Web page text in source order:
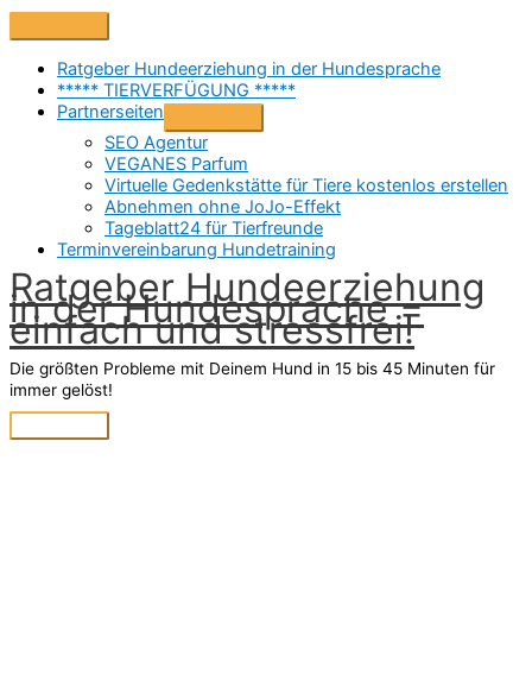
Zum
Inhalt
springen
Above
Header
Ratgeber Hundeerziehung in der Hundesprache
***** TIERVERFÜGUNG *****
Partnerseiten
SEO Agentur
VEGANES Parfum
Virtuelle Gedenkstätte für Tiere kostenlos erstellen
Abnehmen ohne JoJo-Effekt
Tageblatt24 für Tierfreunde
Terminvereinbarung Hundetraining
Ratgeber Hundeerziehung
in der Hundesprache =
einfach und stressfrei!
Die größten Probleme mit Deinem Hund in 15 bis 45 Minuten für
immer gelöst!
Hauptmenü